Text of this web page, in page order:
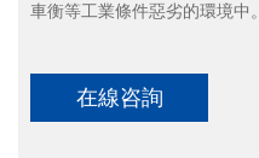
車衡等工業條件惡劣的環境中。
在線咨詢